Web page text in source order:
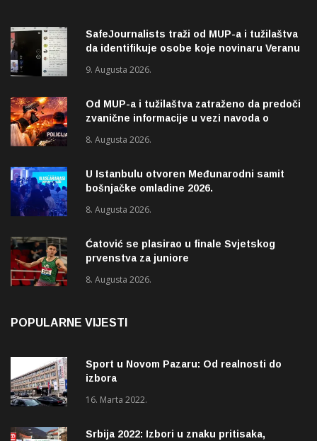
SafeJournalists traži od MUP-a i tužilaštva
da identifikuje osobe koje novinaru Veranu
9. Augusta 2026.
Od MUP-a i tužilaštva zatraženo da predoči
zvanične informacije u vezi navoda o
Pazaru
8. Augusta 2026.
U Istanbulu otvoren Međunarodni samit
bošnjačke omladine 2026.
8. Augusta 2026.
Ćatović se plasirao u finale Svjetskog
prvenstva za juniore
8. Augusta 2026.
POPULARNE VIJESTI
Sport u Novom Pazaru: Od realnosti do
izbora
16. Marta 2022.
Srbija 2022: Izbori u znaku pritisaka,